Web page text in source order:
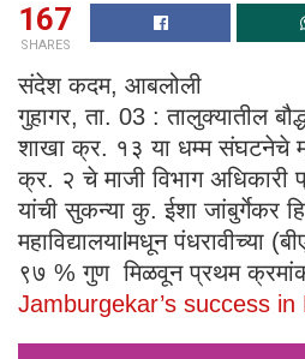
167
SHARES
संदेश कदम, आबलोली
गुहागर, ता. 03 : तालुक्यातील
शाखा क्र. १३ या धम्म संघटनेचे
क्र. २ चे माजी विभाग अधिकारी
यांची सुकन्या कु. ईशा जांबुर्गेकर
महाविद्यालयाlमधून पंधरावीच्या
९७ % गुण मिळवून प्रथम
Jamburgekar’s success